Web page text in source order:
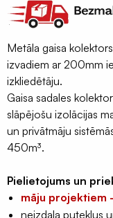
8x90mm
/
200mm
ievads,
mājām
-
450m³
daudzums
Metāla gaisa kolektors
izvadiem ar 200mm
izkliedētāju.
Gaisa sadales
slāpējošu izolācijas
un privātmāju
450m³.
Pielietojums un
māju projektiem
neizdala putekļus
Celtniecības
Šuvju
pieslēgumu
lentas
Logu
montāžas
lentas
lentas
Fasādes